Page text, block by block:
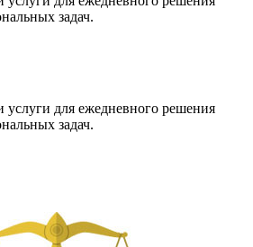
задач.
для ежедневного решения
задач.